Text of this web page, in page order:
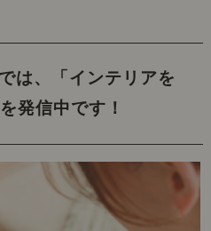
は、
「インテリアを
発信中です！